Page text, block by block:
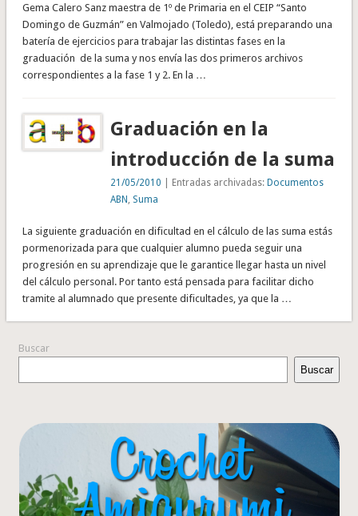
Gema Calero Sanz maestra de 1º de Primaria en el CEIP “Santo
Domingo de Guzmán” en Valmojado (Toledo), está preparando una
batería de ejercicios para trabajar las distintas fases en la
graduación de la suma y nos envía las dos primeros archivos
correspondientes a la fase 1 y 2. En la …
Graduación en la
introducción de la suma
21/05/2010 | Entradas archivadas:Documentos
ABN Suma
La siguiente graduación en dificultad en el cálculo de las suma estás
pormenorizada para que cualquier alumno pueda seguir una
progresión en su aprendizaje que le garantice llegar hasta un nivel
del cálculo personal. Por tanto está pensada para facilitar dicho
tramite al alumnado que presente dificultades, ya que la …
Buscar
Buscar